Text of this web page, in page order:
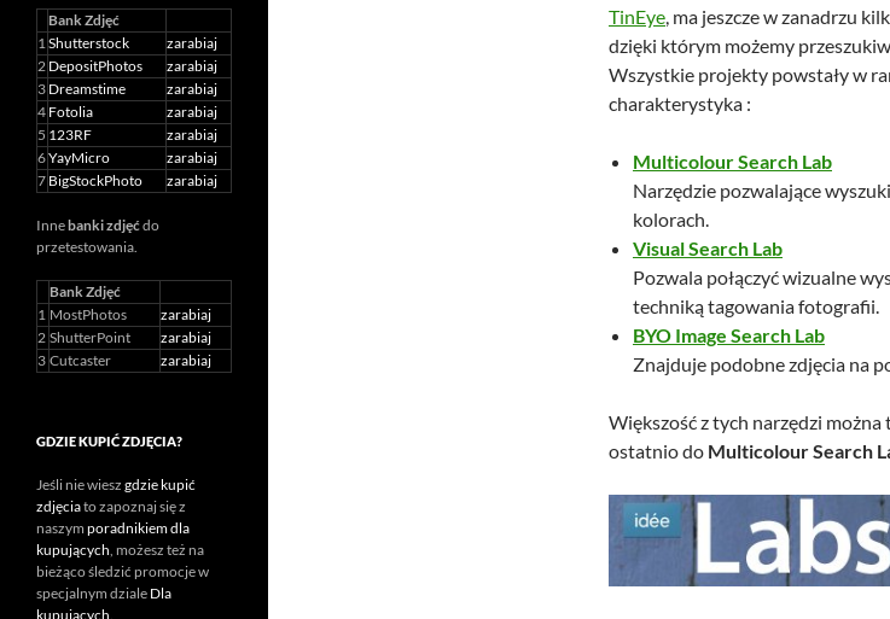
TinEye, ma jeszcze w zanadrzu
dzięki którym możemy
Wszystkie projekty powstały w
charakterystyka :
Multicolour Search Lab
Narzędzie pozwalające
kolorach.
Visual Search Lab
Pozwala połączyć wizualne
techniką tagowania fotografii.
BYO Image Search Lab
Znajduje podobne zdjęcia na
Większość z tych narzędzi
ostatnio do Multicolour Search
Bank Zdjęć
1Shutterstock
zarabiaj
2 DepositPhotos
zarabiaj
3 Dreamstime
zarabiaj
4 Fotolia
zarabiaj
5 123RF
zarabiaj
6YayMicro
zarabiaj
7 BigStockPhoto zarabiaj
Innebanki zdjęćdo
przetestowania.
Bank Zdjęć
1 MostPhotos
zarabiaj
2 ShutterPoint
zarabiaj
3 Cutcaster zarabiaj
GDZIE KUPIĆ ZDJĘCIA?
Jeśli nie wiesz gdzie kupić
zdjęciato zapoznaj się z
naszym poradnikiem dla
kupujących, możesz też na
bieżąco śledzić promocje w
specjalnym dziale Dla
kupujących